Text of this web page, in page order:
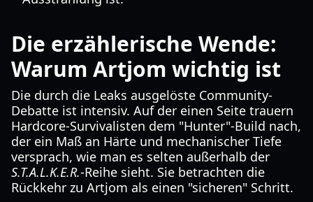
Die erzählerische Wende:
Warum Artjom wichtig ist
Die durch die Leaks ausgelöste Community-
Debatte ist intensiv. Auf der einen Seite trauern
Hardcore-Survivalisten dem "Hunter"-Build nach,
der ein Maß an Härte und mechanischer Tiefe
versprach, wie man es selten außerhalb der
S.T.A.L.K.E.R.-Reihe sieht. Sie betrachten die
Rückkehr zu Artjom als einen "sicheren" Schritt.